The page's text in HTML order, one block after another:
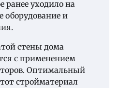
ранее уходило на
и
стены дома
с применением
Оптимальный
стройматериал